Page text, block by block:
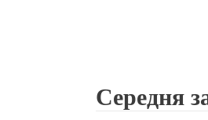
Середня